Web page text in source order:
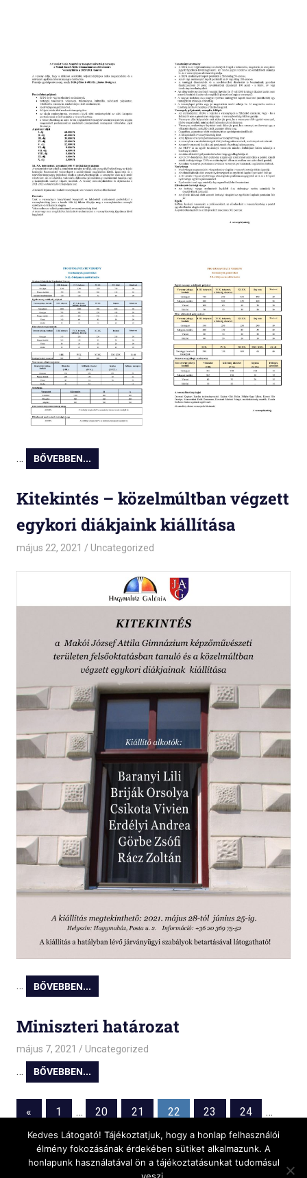
… BŐVEBBEN...
Kitekintés – közelmúltban végzett
egykori diákjaink kiállítása
május 22, 2021 admin
Uncategorized
… BŐVEBBEN...
Miniszteri határozat
május 7, 2021 admin
Uncategorized
… BŐVEBBEN...
Bejegyzések
lapozása
« Previous
Posts
1 … 20 21 22 23 24 …
38
Next
Posts
»
Kedves Látogató! Tájékoztatjuk, hogy a honlap felhasználói
élmény fokozásának érdekében sütiket alkalmazunk. A
honlapunk használatával ön a tájékoztatásunkat tudomásul